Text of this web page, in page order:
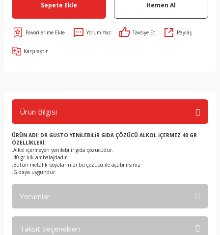
Sepete Ekle Hemen Al
Yorum Yaz Tavsiye Et Paylaş
Karşılaştır
Ürün Bilgisi
ÜRÜN ADI: DR GUSTO YENİLEBİLİR GIDA ÇÖZÜCÜ ALKOL İÇERMEZ 40 GR
ÖZELLİKLERİ:
.Alkol içermeyen yenilebilir gıda çözücüdür.
.40 gr lılk ambalajdadır.
.Bütün metalik boyalarınızı bu çözücü ile açabilirsiniz
.Gıdaya uygundur.
Yorumlar
Taksit Seçenekleri